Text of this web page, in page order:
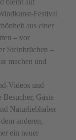
bleibt auf
Festival
aus einer
– vor
Steinbrüchen –
machen und
Videos und
Gäste
Naturliebhaber
anderen,
ein neuer